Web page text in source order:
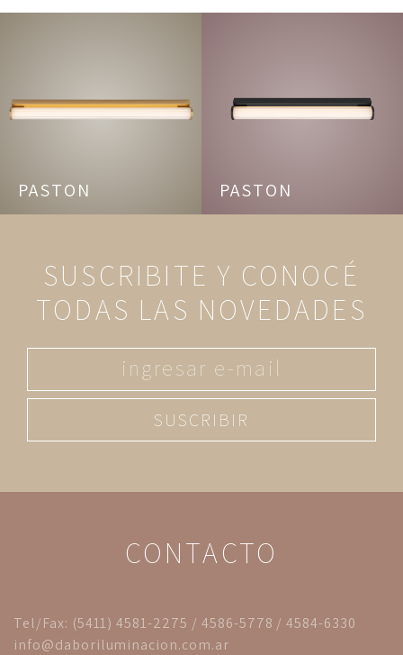
PASTON PASTON
SUSCRIBITE Y CONOCÉ
TODAS LAS NOVEDADES
SUSCRIBIR
CONTACTO
Tel/Fax: (5411) 4581-2275 / 4586-5778 / 4584-6330
info@daboriluminacion.com.ar